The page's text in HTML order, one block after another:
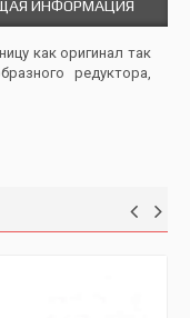
ИНФОРМАЦИЯ
как оригинал так
редуктора,